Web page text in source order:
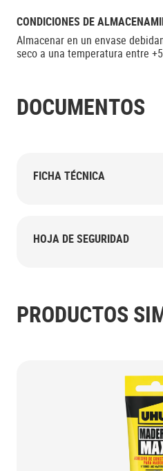
CONDICIONES DE
Almacenar en un envase
seco a una temperatura entre
DOCUMENTOS
FICHA TÉCNICA
HOJA DE SEGURIDAD
PRODUCTOS